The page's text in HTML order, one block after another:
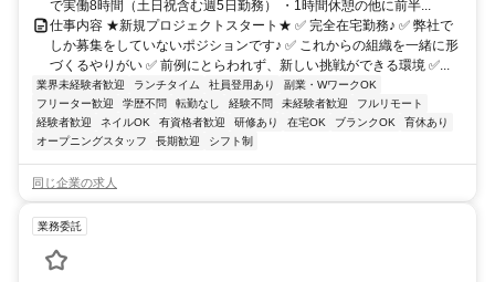
で実働8時間（土日祝含む週5日勤務） ・1時間休憩の他に前半...
仕事内容 ★新規プロジェクトスタート★ ✅ 完全在宅勤務♪ ✅ 弊社で
しか募集をしていないポジションです♪ ✅ これからの組織を一緒に形
づくるやりがい ✅ 前例にとらわれず、新しい挑戦ができる環境 ✅...
業界未経験者歓迎 ランチタイム 社員登用あり
副業・WワークOK
フリーター歓迎
学歴不問 転勤なし 経験不問 未経験者歓迎
フルリモート
経験者歓迎
ネイルOK 有資格者歓迎 研修あり 在宅OK ブランクOK
育休あり
オープニングスタッフ
長期歓迎 シフト制
同じ企業の求人
業務委託